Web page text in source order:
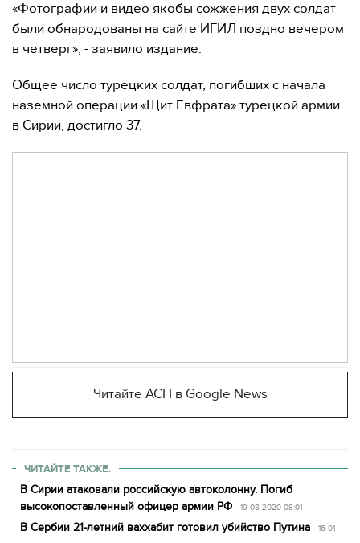
«Фотографии и видео якобы сожжения двух солдат
были обнародованы на сайте ИГИЛ поздно вечером
в четверг», - заявило издание.
Общее число турецких солдат, погибших с начала
наземной операции «Щит Евфрата» турецкой армии
в Сирии, достигло 37.
Читайте АСН в Google News
ЧИТАЙТЕ ТАКЖЕ.
В Сирии атаковали российскую автоколонну. Погиб
высокопоставленный офицер армии РФ - 19-08-2020 08:01
В Сербии 21-летний ваххабит готовил убийство Путина - 16-01-